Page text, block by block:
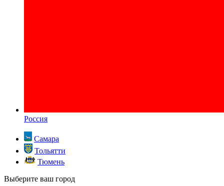
Россия
Самара
Тольятти
Тюмень
Выберите ваш город